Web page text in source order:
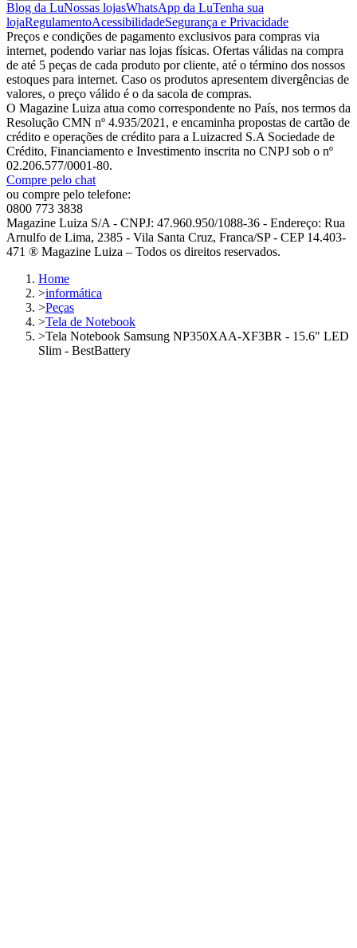
Blog da LuNossas lojasWhatsApp da LuTenha sua
lojaRegulamentoAcessibilidadeSegurança e Privacidade
Preços e condições de pagamento exclusivos para compras via
internet, podendo variar nas lojas físicas. Ofertas válidas na compra
de até 5 peças de cada produto por cliente, até o término dos nossos
estoques para internet. Caso os produtos apresentem divergências de
valores, o preço válido é o da sacola de compras.
O Magazine Luiza atua como correspondente no País, nos termos da
Resolução CMN nº 4.935/2021, e encaminha propostas de cartão de
crédito e operações de crédito para a Luizacred S.A Sociedade de
Crédito, Financiamento e Investimento inscrita no CNPJ sob o nº
02.206.577/0001-80.
Compre pelo chat
ou compre pelo telefone:
0800 773 3838
Magazine Luiza S/A - CNPJ: 47.960.950/1088-36 - Endereço: Rua
Arnulfo de Lima, 2385 - Vila Santa Cruz, Franca/SP - CEP 14.403-
471 ® Magazine Luiza – Todos os direitos reservados.
Home
>informática
>Peças
>Tela de Notebook
>Tela Notebook Samsung NP350XAA-XF3BR - 15.6" LED
Slim - BestBattery